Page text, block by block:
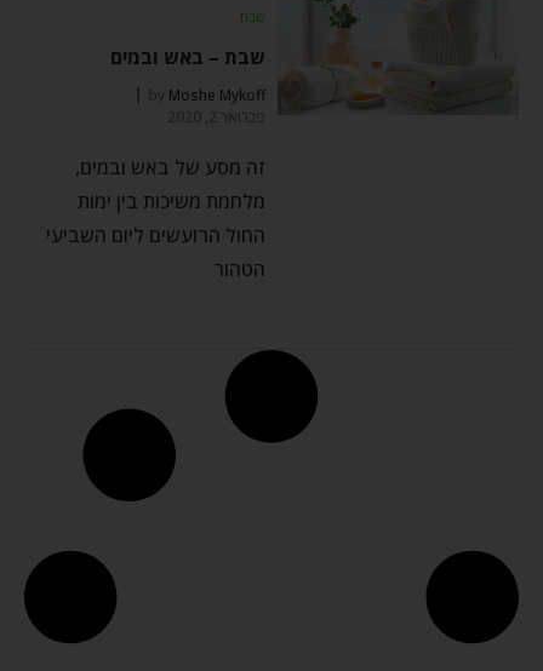
שבת
שבת – באש ובמים
by Moshe Mykoff
פברואר 2, 2020
זה מסע של באש ובמים,
מלחמת משיכות בין ימות
החול הרועשים ליום השביעי
הטהור